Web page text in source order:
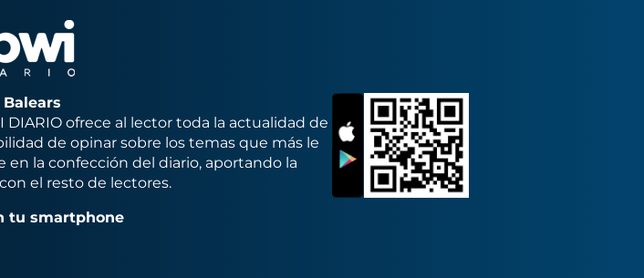
ofrece al lector toda la actualidad de
de opinar sobre los temas que más le
la confección del diario, aportando la
el resto de lectores.
tu smartphone